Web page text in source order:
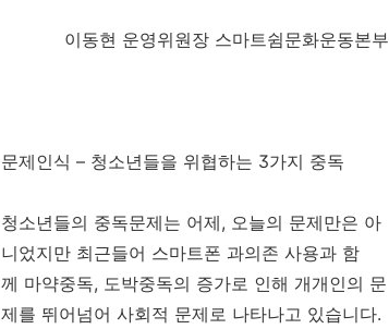
이동현 운영위원장 스마트쉼문화운동본부
문제인식 – 청소년들을 위협하는 3가지 중독
청소년들의 중독문제는 어제, 오늘의 문제만은 아
니었지만 최근들어 스마트폰 과의존 사용과 함
께 마약중독, 도박중독의 증가로 인해 개개인의 문
제를 뛰어넘어 사회적 문제로 나타나고 있습니다.